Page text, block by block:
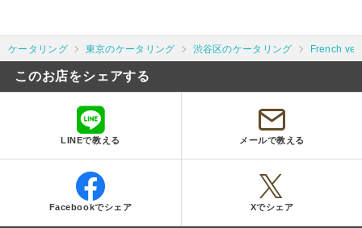
ケータリング 東京のケータリング 渋谷区のケータリング French
このお店をシェアする
LINEで教える メールで教える
Facebookでシェア Xでシェア